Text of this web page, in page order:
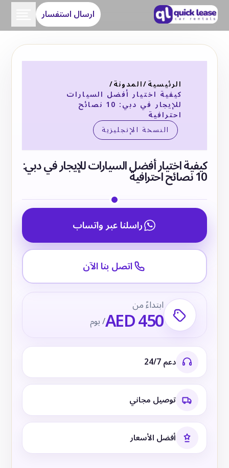
ارسال استفسار
الرئيسية/المدونة/
كيفية اختيار أفضل السيارات
للإيجار في دبي: 10 نصائح
احترافية
النسخة الإنجليزية
كيفية اختيار أفضل السيارات للإيجار في دبي:
10 نصائح احترافية
راسلنا عبر واتساب
اتصل بنا الآن
ابتداءً من
AED 450/ يوم
دعم 24/7
توصيل مجاني
أفضل الأسعار